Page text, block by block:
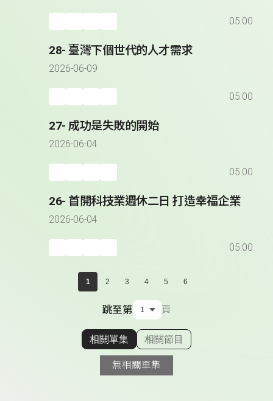
05:00
28- 臺灣下個世代的人才需求
2026-06-09
05:00
27- 成功是失敗的開始
2026-06-04
05:00
26- 首開科技業週休二日 打造幸福企業
2026-06-04
05:00
1 2 3 4 5 6
跳至第 頁
顯示相關單集
相關單集 相關節目
無相關單集